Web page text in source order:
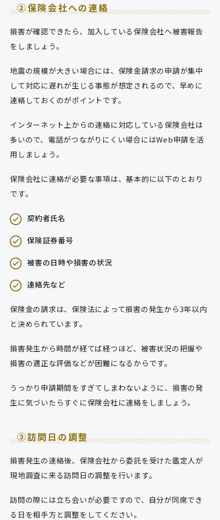
②保険会社への連絡
損害が確認できたら、加入している保険会社へ被害報告
をしましょう。
地震の規模が大きい場合には、保険金請求の申請が集中
して対応に遅れが生じる事態が想定されるので、早めに
連絡しておくのがポイントです。
インターネット上からの連絡に対応している保険会社は
多いので、電話がつながりにくい場合にはWeb申請を活
用しましょう。
保険会社に連絡が必要な事項は、基本的に以下のとおり
です。
契約者氏名
保険証券番号
被害の日時や損害の状況
連絡先など
保険金の請求は、保険法によって損害の発生から3年以内
と決められています。
損害発生から時間が経てば経つほど、被害状況の把握や
損害の適正な評価などが困難になるからです。
うっかり申請期間をすぎてしまわないように、損害の発
生に気づいたらすぐに保険会社に連絡をしましょう。
③訪問日の調整
損害発生の連絡後、保険会社から委託を受けた鑑定人が
現地調査に来る訪問日の調整を行います。
訪問の際には立ち会いが必要ですので、自分が同席でき
る日を相手方と調整をしてください。